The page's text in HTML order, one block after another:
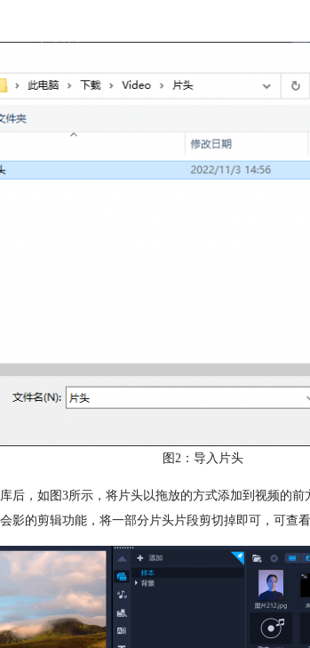
图2：导入片头
后，如图3所示，将片头以拖放的方式添加到视频的前
影的剪辑功能，将一部分片头片段剪切掉即可，可查